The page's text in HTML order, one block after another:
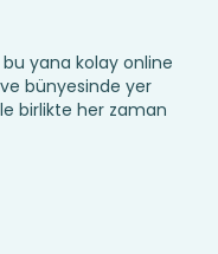
bu yana kolay online
bünyesinde yer
birlikte her zaman